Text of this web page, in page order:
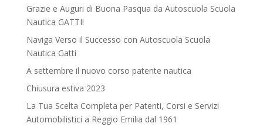
Grazie e Auguri di Buona Pasqua da Autoscuola Scuola
Nautica GATTI!
Naviga Verso il Successo con Autoscuola Scuola
Nautica Gatti
A settembre il nuovo corso patente nautica
Chiusura estiva 2023
La Tua Scelta Completa per Patenti, Corsi e Servizi
Automobilistici a Reggio Emilia dal 1961